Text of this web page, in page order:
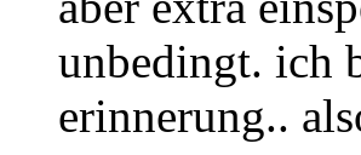
unbedingt. ich
erinnerung..